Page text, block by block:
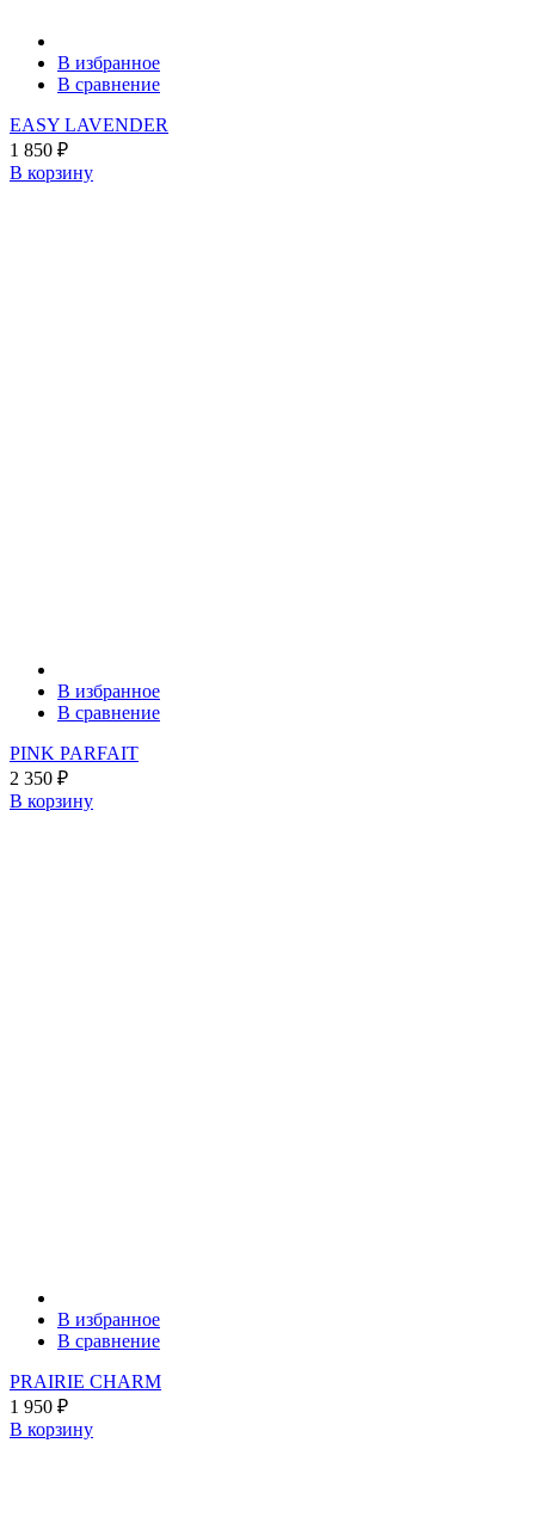
В избранное
В сравнение
EASY LAVENDER
1 850 ₽
В корзину
В избранное
В сравнение
PINK PARFAIT
2 350 ₽
В корзину
В избранное
В сравнение
PRAIRIE CHARM
1 950 ₽
В корзину